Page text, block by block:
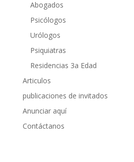
Abogados
Psicólogos
Urólogos
Psiquiatras
Residencias 3a Edad
Articulos
publicaciones de invitados
Anunciar aquí
Contáctanos